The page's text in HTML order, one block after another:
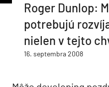
Roger Dunlop:
potrebujú
nielen v tejto
16. septembra 2008